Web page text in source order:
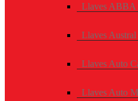
Llaves ABBA
Llaves Austral
Llaves Auto
Llaves Auto